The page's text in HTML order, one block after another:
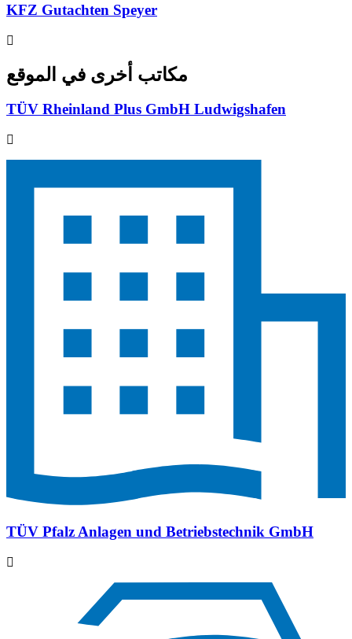
KFZ Gutachten Speyer
مكاتب أخرى في الموقع
TÜV Rheinland Plus GmbH Ludwigshafen
TÜV Pfalz Anlagen und Betriebstechnik GmbH